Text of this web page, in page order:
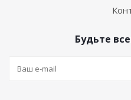
Будьте